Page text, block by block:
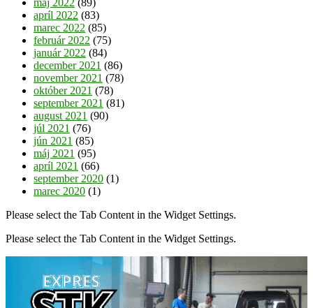
apríl 2022 (83)
marec 2022 (85)
február 2022 (75)
január 2022 (84)
december 2021 (86)
november 2021 (78)
október 2021 (78)
september 2021 (81)
august 2021 (90)
júl 2021 (76)
jún 2021 (85)
máj 2021 (95)
apríl 2021 (66)
september 2020 (1)
marec 2020 (1)
Please select the Tab Content in the Widget Settings.
Please select the Tab Content in the Widget Settings.